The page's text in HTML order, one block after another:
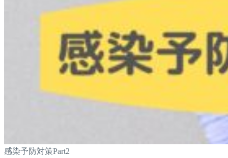
感染予防対策Part2